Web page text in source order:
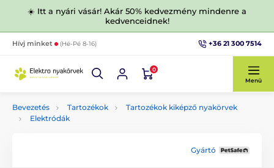
☀️ Itt a nyári vásár! Akár 50% kedvezmény mindenre a
kedvenceidnek!
Hívj minket (Hé-Pé 8-16) +36 21 300 7514
0
Menü
Bevezetés Tartozékok
Tartozékok kiképző nyakörvek
Elektródák
Gyártó